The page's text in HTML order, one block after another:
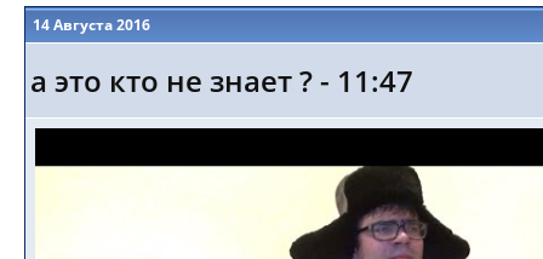
14 Августа 2016
а это кто не знает ? - 11:47